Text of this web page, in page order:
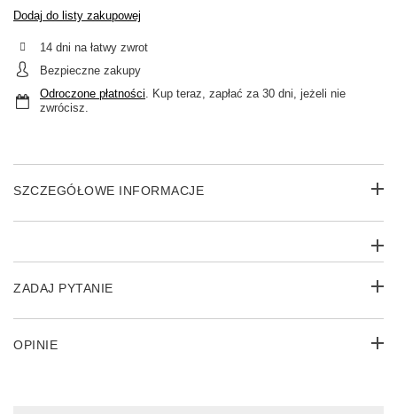
Dodaj do listy zakupowej
14 dni na łatwy zwrot
Bezpieczne zakupy
Odroczone płatności. Kup teraz, zapłać za 30 dni, jeżeli nie
zwrócisz.
SZCZEGÓŁOWE INFORMACJE
ZADAJ PYTANIE
OPINIE